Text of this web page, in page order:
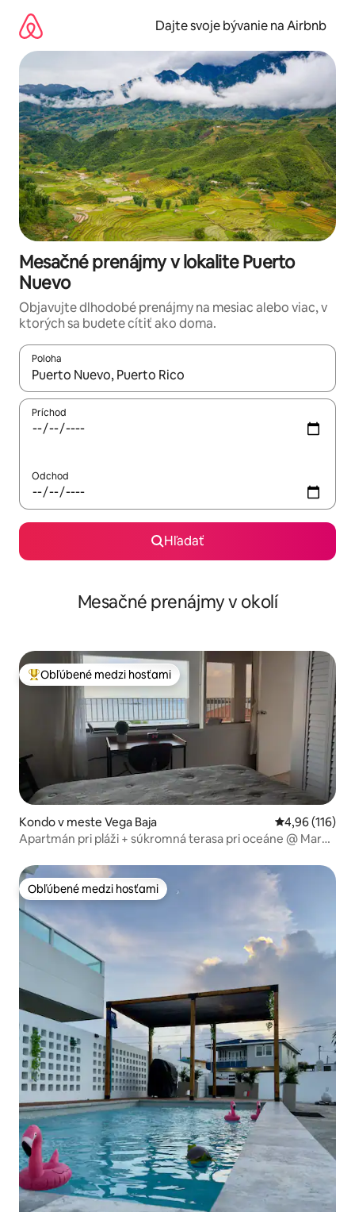
obsah.
Dajte svoje bývanie na Airbnb
Mesačné prenájmy v lokalite Puerto
Nuevo
Objavujte dlhodobé prenájmy na mesiac alebo viac, v
ktorých sa budete cítiť ako doma.
Poloha
Keď budú výsledky k dispozícii, môžete si ich prechádzať
Príchod
Odchod
Hľadať
Mesačné prenájmy v okolí
Najobľúbenejšie medzi hosťami
Obľúbené medzi hosťami
Kondo v meste Vega Baja Priemerné
4,96 (116)
Apartmán pri pláži + súkromná terasa pri oceáne @ Mare
Obľúbené medzi hosťami
Obľúbené medzi hosťami